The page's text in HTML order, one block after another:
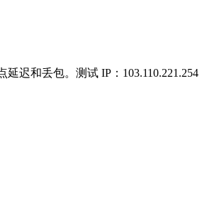
迟和丢包。测试 IP：103.110.221.254